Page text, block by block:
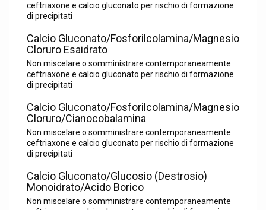
ceftriaxone e calcio gluconato per rischio di formazione
di precipitati
Calcio Gluconato/Fosforilcolamina/Magnesio
Cloruro Esaidrato
Non miscelare o somministrare contemporaneamente
ceftriaxone e calcio gluconato per rischio di formazione
di precipitati
Calcio Gluconato/Fosforilcolamina/Magnesio
Cloruro/Cianocobalamina
Non miscelare o somministrare contemporaneamente
ceftriaxone e calcio gluconato per rischio di formazione
di precipitati
Calcio Gluconato/Glucosio (Destrosio)
Monoidrato/Acido Borico
Non miscelare o somministrare contemporaneamente